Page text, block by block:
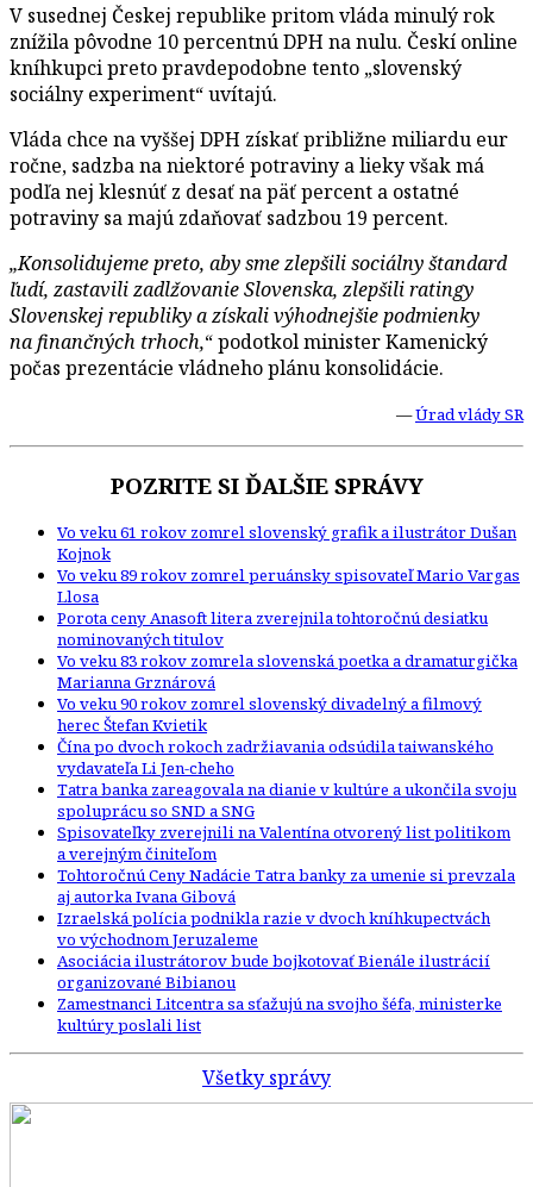
V susednej Českej republike pritom vláda minulý rok
znížila pôvodne 10 percentnú DPH na nulu. Českí online
kníhkupci preto pravdepodobne tento „slovenský
sociálny experiment“ uvítajú.
Vláda chce na vyššej DPH získať približne miliardu eur
ročne, sadzba na niektoré potraviny a lieky však má
podľa nej klesnúť z desať na päť percent a ostatné
potraviny sa majú zdaňovať sadzbou 19 percent.
„Konsolidujeme preto, aby sme zlepšili sociálny štandard
ľudí, zastavili zadlžovanie Slovenska, zlepšili ratingy
Slovenskej republiky a získali výhodnejšie podmienky
na finančných trhoch,“ podotkol minister Kamenický
počas prezentácie vládneho plánu konsolidácie.
—Úrad vlády SR
POZRITE SI ĎALŠIE SPRÁVY
Vo veku 61 rokov zomrel slovenský grafik a ilustrátor Dušan
Kojnok
Vo veku 89 rokov zomrel peruánsky spisovateľ Mario Vargas
Llosa
Porota ceny Anasoft litera zverejnila tohtoročnú desiatku
nominovaných titulov
Vo veku 83 rokov zomrela slovenská poetka a dramaturgička
Marianna Grznárová
Vo veku 90 rokov zomrel slovenský divadelný a filmový
herec Štefan Kvietik
Čína po dvoch rokoch zadržiavania odsúdila taiwanského
vydavateľa Li Jen-cheho
Tatra banka zareagovala na dianie v kultúre a ukončila svoju
spoluprácu so SND a SNG
Spisovateľky zverejnili na Valentína otvorený list politikom
a verejným činiteľom
Tohtoročnú Ceny Nadácie Tatra banky za umenie si prevzala
aj autorka Ivana Gibová
Izraelská polícia podnikla razie v dvoch kníhkupectvách
vo východnom Jeruzaleme
Asociácia ilustrátorov bude bojkotovať Bienále ilustrácií
organizované Bibianou
Zamestnanci Litcentra sa sťažujú na svojho šéfa, ministerke
kultúry poslali list
Všetky správy